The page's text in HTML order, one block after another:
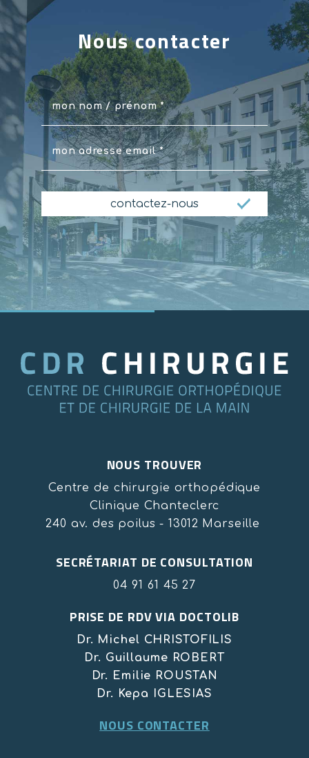
Nous contacter
NOUS TROUVER
Centre de chirurgie orthopédique
Clinique Chanteclerc
240 av. des poilus - 13012 Marseille
SECRÉTARIAT DE CONSULTATION
04 91 61 45 27
PRISE DE RDV VIA DOCTOLIB
Dr. Michel CHRISTOFILIS
Dr. Guillaume ROBERT
Dr. Emilie ROUSTAN
Dr. Kepa IGLESIAS
NOUS CONTACTER